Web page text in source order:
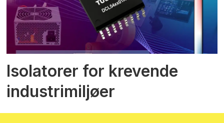
Isolatorer for krevende
industrimiljøer